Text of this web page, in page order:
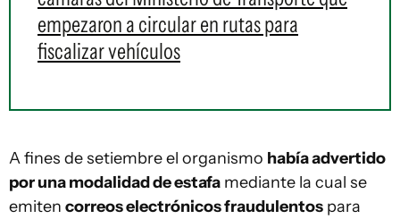
empezaron a circular en rutas para
fiscalizar vehículos
A fines de setiembre el organismo había advertido
por una modalidad de estafa mediante la cual se
emiten correos electrónicos fraudulentos para